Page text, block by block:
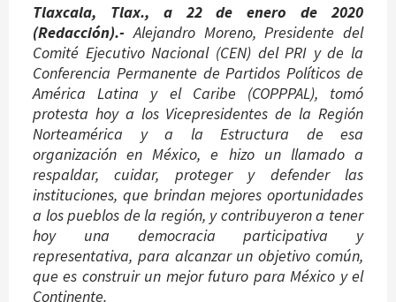
Tlaxcala, Tlax., a 22 de enero de 2020
(Redacción).- Alejandro Moreno, Presidente del
Comité Ejecutivo Nacional (CEN) del PRI y de la
Conferencia Permanente de Partidos Políticos de
América Latina y el Caribe (COPPPAL), tomó
protesta hoy a los Vicepresidentes de la Región
Norteamérica y a la Estructura de esa
organización en México, e hizo un llamado a
respaldar, cuidar, proteger y defender las
instituciones, que brindan mejores oportunidades
a los pueblos de la región, y contribuyeron a tener
hoy una democracia participativa y
representativa, para alcanzar un objetivo común,
que es construir un mejor futuro para México y el
Continente.